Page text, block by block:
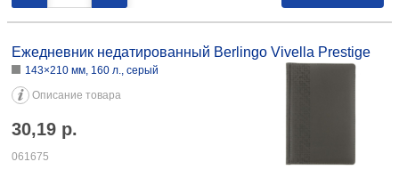
071930
На складе
- +
Ежедневник недатированный Berlingo Vivella Prestige